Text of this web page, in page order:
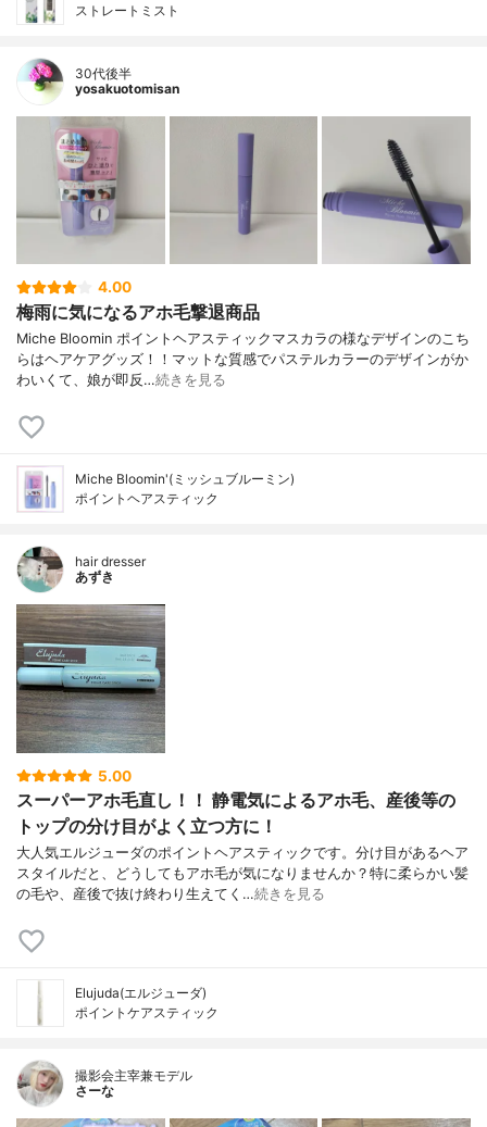
ストレートミスト
30代後半
yosakuotomisan
4.00
梅雨に気になるアホ毛撃退商品
Miche Bloomin ポイントヘアスティックマスカラの様なデザインのこち
らはヘアケアグッズ！！マットな質感でパステルカラーのデザインがか
わいくて、娘が即反…続きを見る
Miche Bloomin'(ミッシュブルーミン)
ポイントヘアスティック
hair dresser
あずき
5.00
スーパーアホ毛直し！！ 静電気によるアホ毛、産後等の
トップの分け目がよく立つ方に！
大人気エルジューダのポイントヘアスティックです。分け目があるヘア
スタイルだと、どうしてもアホ毛が気になりませんか？特に柔らかい髪
の毛や、産後で抜け終わり生えてく…続きを見る
Elujuda(エルジューダ)
ポイントケアスティック
撮影会主宰兼モデル
さーな